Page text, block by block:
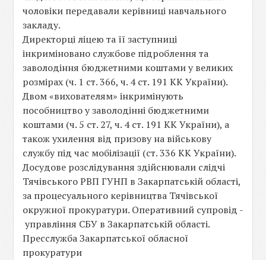
чоловіки передавали керівниці навчального
закладу.
Директорці ліцею та її заступниці
інкриміновано службове підроблення та
заволодіння бюджетними коштами у великих
розмірах (ч. 1 ст. 366, ч. 4 ст. 191 КК України).
Двом «вихователям» інкримінують
пособництво у заволодінні бюджетними
коштами (ч. 5 ст. 27, ч. 4 ст. 191 КК України), а
також ухилення від призову на військову
службу під час мобілізації (ст. 336 КК України).
Досудове розслідування здійснювали слідчі
Тячівського РВП ГУНП в Закарпатській області,
за процесуального керівництва Тячівської
окружної прокуратури. Оперативний супровід -
управління СБУ в Закарпатській області.
Пресслужба Закарпатської обласної
прокуратури